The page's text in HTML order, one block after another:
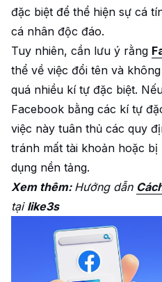
đặc biệt để thể hiện sự cá
cá nhân độc đáo.
Tuy nhiên, cần lưu ý rằng
thể về việc đổi tên và
quá nhiều kí tự đặc biệt.
Facebook bằng các kí tự
việc này tuân thủ các quy
tránh mất tài khoản hoặc
dụng nền tảng.
Xem thêm: Hướng dẫn
tại like3s